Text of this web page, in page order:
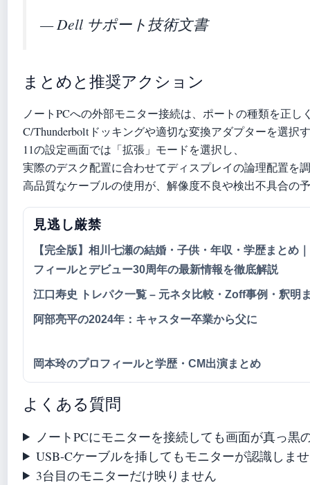
— Dell サポート技術文書
まとめと推奨アクション
ノートPCへの外部モニター接続は、ポートの種類を正し
C/Thunderboltドッキングや適切な変換アダプターを選
11の設定画面では「拡張」モードを選択し、
実際のデスク配置に合わせてディスプレイの論理配置を
高品質なケーブルの使用が、解像度不良や検出不具合の
見逃し厳禁
【完全版】相川七瀬の結婚・子供・年収・学歴まとめ
フィールとデビュー30周年の最新情報を徹底解説
江口寿史 トレパク一覧 – 元ネタ比較・Zoff事例・釈明
阿部亮平の2024年：キャスター卒業から父に
岡本玲のプロフィールと学歴・CM出演まとめ
よくある質問
ノートPCにモニターを接続しても画面が真っ黒
USB-Cケーブルを挿してもモニターが認識しま
3台目のモニターだけ映りません